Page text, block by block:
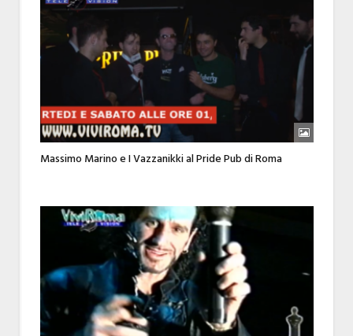
Massimo Marino e I Vazzanikki al Pride Pub di Roma